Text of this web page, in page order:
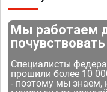
Мы работаем
Специалисты
прошили более 10
- поэтому мы знаем,